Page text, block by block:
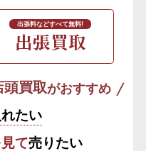
出張料などすべて無料!
出張買取
頭買取がおすすめ
たい
て売りたい